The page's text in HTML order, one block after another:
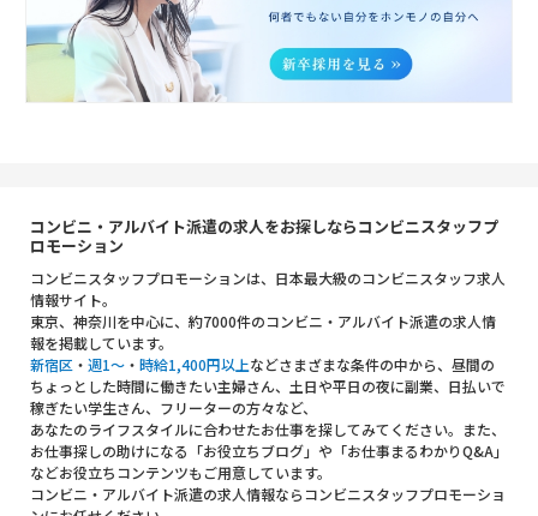
コンビニ・アルバイト派遣の求人をお探しならコンビニスタッフプ
ロモーション
コンビニスタッフプロモーションは、日本最大級のコンビニスタッフ求人
情報サイト。
東京、神奈川を中心に、約7000件のコンビニ・アルバイト派遣の求人情
報を掲載しています。
新宿区 ・ 週1～ ・ 時給1,400円以上などさまざまな条件の中から、昼間の
ちょっとした時間に働きたい主婦さん、土日や平日の夜に副業、日払いで
稼ぎたい学生さん、フリーターの方々など、
あなたのライフスタイルに合わせたお仕事を探してみてください。また、
お仕事探しの助けになる「お役立ちブログ」や「お仕事まるわかりQ&A」
などお役立ちコンテンツもご用意しています。
コンビニ・アルバイト派遣の求人情報ならコンビニスタッフプロモーショ